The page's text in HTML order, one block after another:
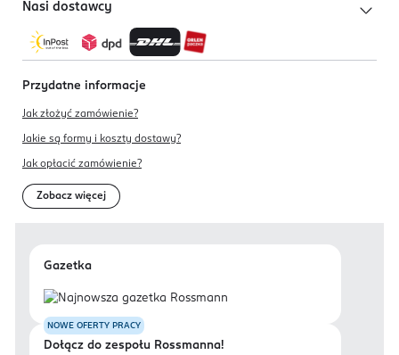
Nasi dostawcy
Przydatne informacje
Jak złożyć zamówienie?
Jakie są formy i koszty dostawy?
Jak opłacić zamówienie?
Zobacz więcej
Gazetka
NOWE OFERTY PRACY
Dołącz do zespołu Rossmanna!